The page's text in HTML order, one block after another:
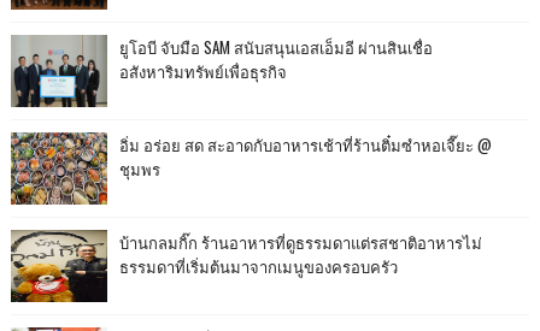
ยูโอบี จับมือ SAM สนับสนุนเอสเอ็มอี ผ่านสินเชื่อ
อสังหาริมทรัพย์เพื่อธุรกิจ
อิ่ม อร่อย สด สะอาดกับอาหารเช้าที่ร้านติ๋มซำหอเจี๊ยะ @
ชุมพร
บ้านกลมกิ๊ก ร้านอาหารที่ดูธรรมดาแต่รสชาติอาหารไม่
ธรรมดาที่เริ่มต้นมาจากเมนูของครอบครัว